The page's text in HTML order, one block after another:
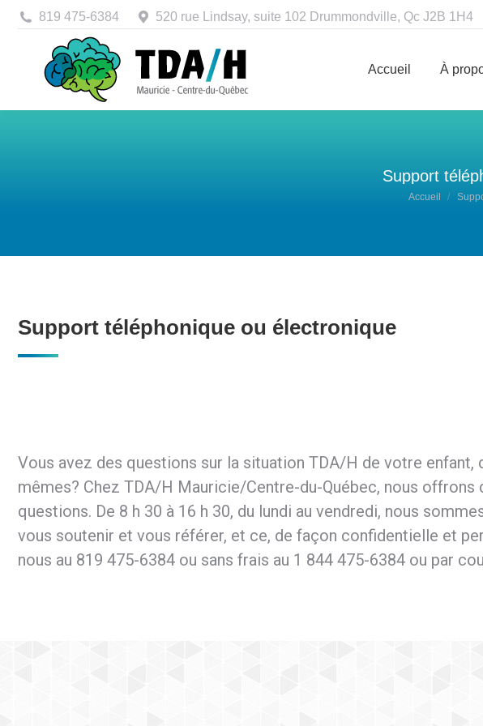
819 475-6384 520 rue Lindsay, suite 102 Drummondville, Qc J2B 1H4
Accueil À
Support
Vous
Accueil
Support téléphonique ou électronique
Vous avez des questions sur la situation TDA/H de votre enfant,
mêmes? Chez TDA/H Mauricie/Centre-du-Québec, nous offrons
questions. De 8 h 30 à 16 h 30, du lundi au vendredi, nous
vous soutenir et vous référer, et ce, de façon confidentielle et
nous au 819 475-6384 ou sans frais au 1 844 475-6384 ou par